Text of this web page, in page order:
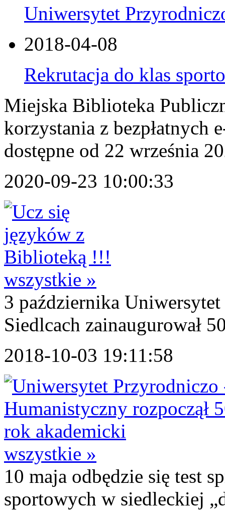
Uniwersytet
2018-04-08
Rekrutacja do klas
Miejska Biblioteka
korzystania z
dostępne od 22 września
2020-09-23 10:00:33
wszystkie »
3 października
Siedlcach zainaugurował
2018-10-03 19:11:58
wszystkie »
10 maja odbędzie się test
sportowych w siedleckiej